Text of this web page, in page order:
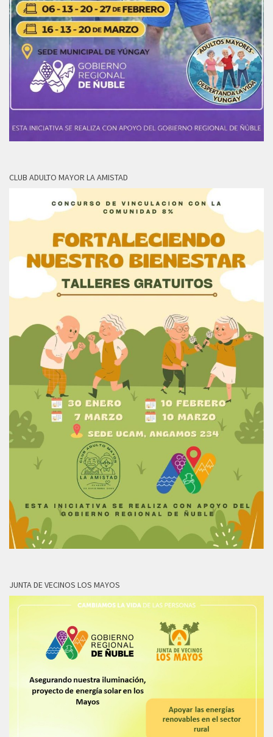
CLUB ADULTO MAYOR LA AMISTAD
JUNTA DE VECINOS LOS MAYOS